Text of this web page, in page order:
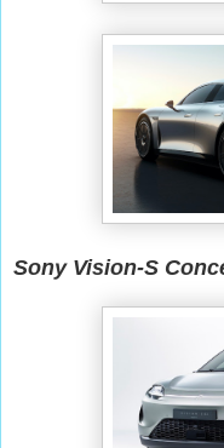
Sony Vision-S